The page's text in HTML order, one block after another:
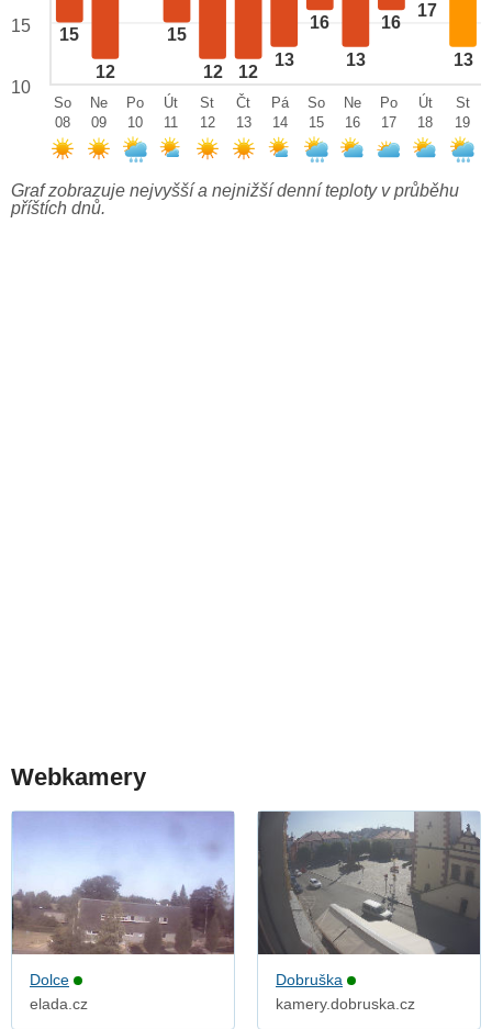
15
12
15
12 12
13
16
13
16
17
13
15
10
So
08
Ne
09
Po
10
Út
11
St
12
Čt
13
Pá
14
So
15
Ne
16
Po
17
Út
18
St
19
Graf zobrazuje nejvyšší a nejnižší denní teploty v průběhu
příštích dnů.
Webkamery
Dolce
elada.cz
Dobruška
kamery.dobruska.cz